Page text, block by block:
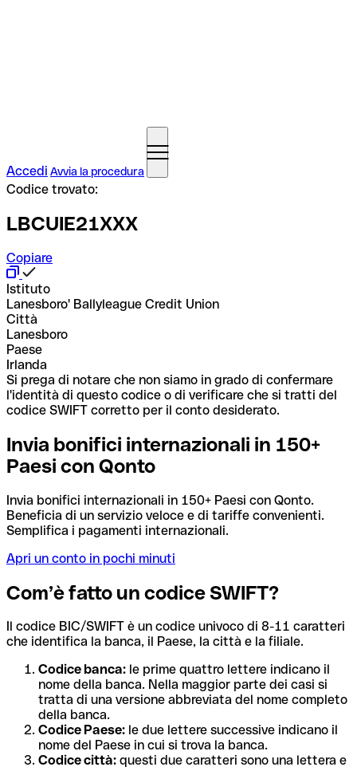
Accedi Avvia la procedura
Codice trovato:
LBCUIE21XXX
Copiare
Istituto
Lanesboro' Ballyleague Credit Union
Città
Lanesboro
Paese
Irlanda
Si prega di notare che non siamo in grado di confermare
l'identità di questo codice o di verificare che si tratti del
codice SWIFT corretto per il conto desiderato.
Invia bonifici internazionali in 150+
Paesi con Qonto
Invia bonifici internazionali in 150+ Paesi con Qonto.
Beneficia di un servizio veloce e di tariffe convenienti.
Semplifica i pagamenti internazionali.
Apri un conto in pochi minuti
Com’è fatto un codice SWIFT?
Il codice BIC/SWIFT è un codice univoco di 8-11 caratteri
che identifica la banca, il Paese, la città e la filiale.
Codice banca: le prime quattro lettere indicano il
nome della banca. Nella maggior parte dei casi si
tratta di una versione abbreviata del nome completo
della banca.
Codice Paese: le due lettere successive indicano il
nome del Paese in cui si trova la banca.
Codice città: questi due caratteri sono una lettera e